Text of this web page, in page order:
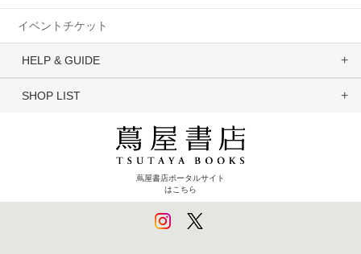
イベントチケット
HELP & GUIDE
SHOP LIST
蔦屋書店ポータルサイト
はこちら